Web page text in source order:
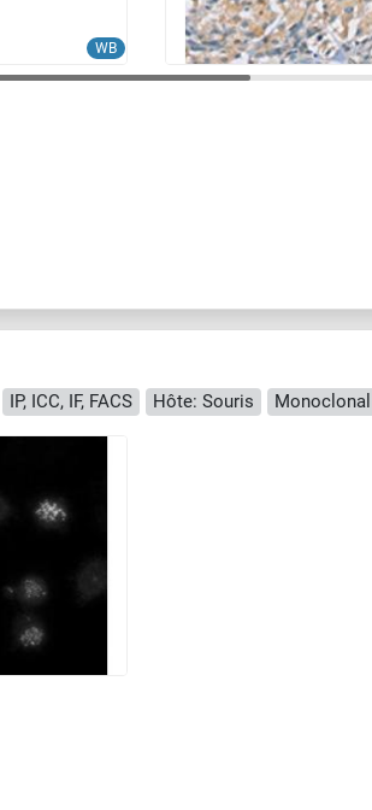
WB
IP, ICC, IF, FACS Hôte: Souris Monoclonal